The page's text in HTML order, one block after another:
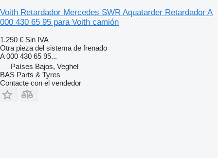
Voith Retardador Mercedes SWR Aquatarder Retardador A
000 430 65 95 para Voith camión
1.250 € Sin IVA
Otra pieza del sistema de frenado
A 000 430 65 95...
Países Bajos, Veghel
BAS Parts & Tyres
Contacte con el vendedor